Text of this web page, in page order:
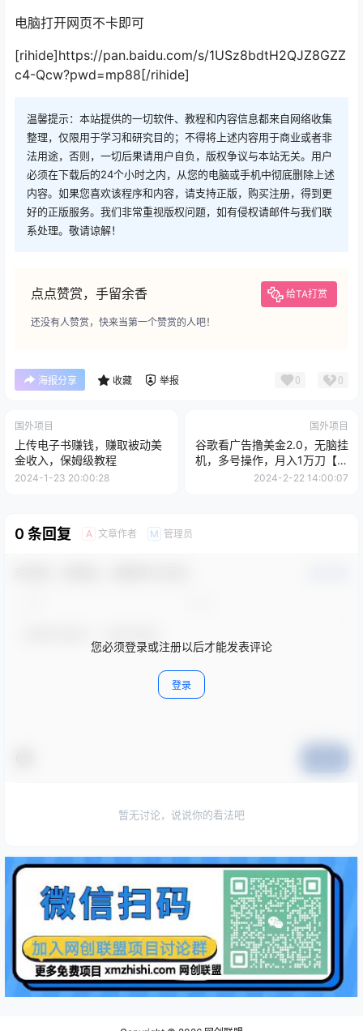
电脑打开网页不卡即可
[rihide]https://pan.baidu.com/s/1USz8bdtH2QJZ8GZZ
c4-Qcw?pwd=mp88[/rihide]
温馨提示：本站提供的一切软件、教程和内容信息都来自网络收集
整理，仅限用于学习和研究目的；不得将上述内容用于商业或者非
法用途，否则，一切后果请用户自负，版权争议与本站无关。用户
必须在下载后的24个小时之内，从您的电脑或手机中彻底删除上述
内容。如果您喜欢该程序和内容，请支持正版，购买注册，得到更
好的正版服务。我们非常重视版权问题，如有侵权请邮件与我们联
系处理。敬请谅解！
点点赞赏，手留余香 给TA打赏
还没有人赞赏，快来当第一个赞赏的人吧！
海报分享 收藏 举报 0 0
国外项目
上传电子书赚钱，赚取被动美
金收入，保姆级教程
2024-1-23 20:00:28
国外项目
谷歌看广告撸美金2.0，无脑挂
机，多号操作，月入1万刀【揭
秘】
2024-2-22 14:00:07
0 条回复 A 文章作者 M 管理员
您必须登录或注册以后才能发表评论
登录
暂无讨论，说说你的看法吧